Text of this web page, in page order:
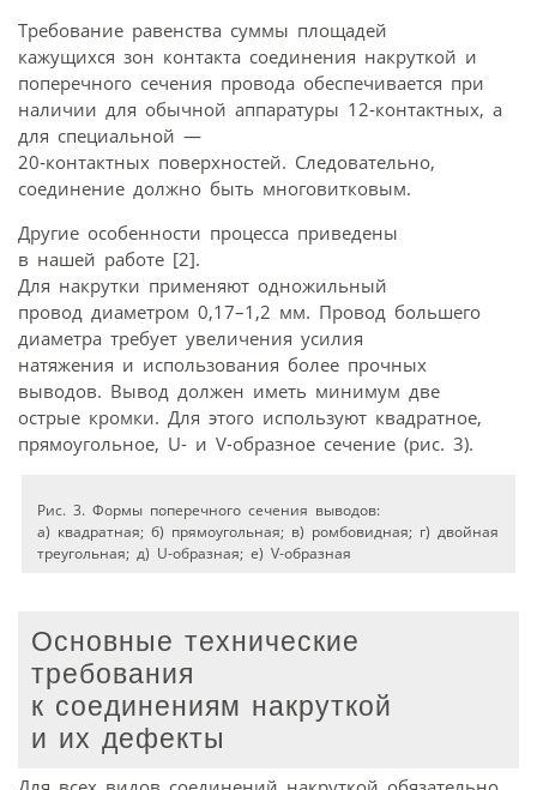
Требование равенства суммы площадей
кажущихся зон контакта соединения накруткой и
поперечного сечения провода обеспечивается при
наличии для обычной аппаратуры 12‑контактных, а
для специальной —
20‑контактных поверхностей. Следовательно,
соединение должно быть многовитковым.
Другие особенности процесса приведены
в нашей работе [2].
Для накрутки применяют одножильный
провод диаметром 0,17–1,2 мм. Провод большего
диаметра требует увеличения усилия
натяжения и использования более прочных
выводов. Вывод должен иметь минимум две
острые кромки. Для этого используют квадратное,
прямоугольное, U- и V-образное сечение (рис. 3).
Рис. 3. Формы поперечного сечения выводов:
а) квадратная; б) прямоугольная; в) ромбовидная; г) двойная
треугольная; д) U-образная; е) V-образная
Основные технические
требования
к соединениям накруткой
и их дефекты